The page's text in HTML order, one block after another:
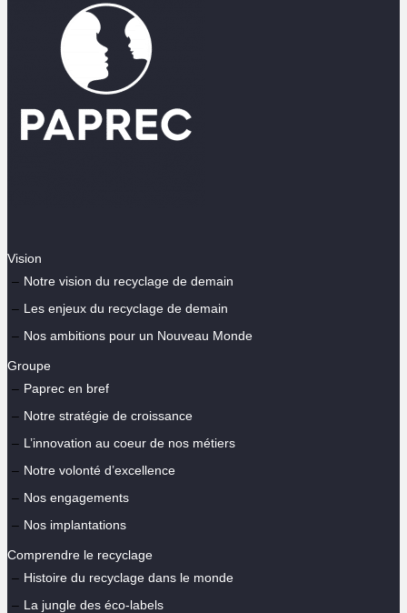
Vision
Notre vision du recyclage de demain
Les enjeux du recyclage de demain
Nos ambitions pour un Nouveau Monde
Groupe
Paprec en bref
Notre stratégie de croissance
L’innovation au coeur de nos métiers
Notre volonté d’excellence
Nos engagements
Nos implantations
Comprendre le recyclage
Histoire du recyclage dans le monde
La jungle des éco-labels